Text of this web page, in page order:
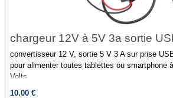
chargeur 12V à 5V 3a sortie
convertisseur 12 V, sortie 5 V 3 A sur prise
pour alimenter toutes tablettes ou smartphone
Volts
10.00 €